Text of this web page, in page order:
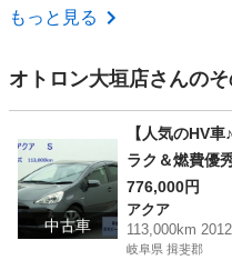
静岡 湖西市
もっと見る
オトロン大垣店さんの
中古車
【人気のHV
ラク＆燃費優
776,000円
アクア
113,000km
岐阜県 揖斐郡